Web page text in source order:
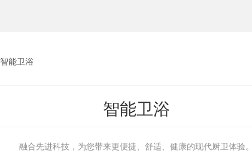
智能卫浴
智能卫浴
融合先进科技，为您带来更便捷、舒适、健康的现代厨卫体验。